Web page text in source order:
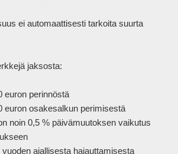
ei automaattisesti tarkoita suurta
jaksosta:
euron perinnöstä
euron osakesalkun perimisestä
noin 0,5 % päivämuutoksen vaikutus
ajallisesta hajauttamisesta